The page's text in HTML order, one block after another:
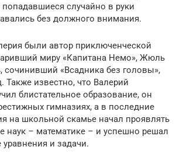
попадавшиеся случайно в руки
без должного внимания.
были автор приключенческой
миру «Капитана Немо», Жюль
сочинивший «Всадника без головы»,
известно, что Валерий
блистательное образование, он
гимназиях, а в последние
на школьной скамье начал проявлять
наук – математике – и успешно решал
и задачи.